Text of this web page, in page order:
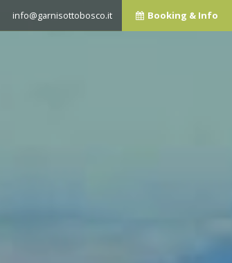
info@garnisottobosco.it Booking & Info